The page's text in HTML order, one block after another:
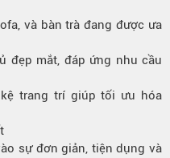
và bàn trà đang được ưa
đẹp mắt, đáp ứng nhu cầu
trang trí giúp tối ưu hóa
sự đơn giản, tiện dụng và